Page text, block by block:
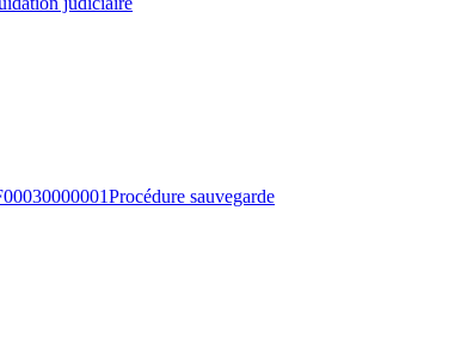
Procédure sauvegarde